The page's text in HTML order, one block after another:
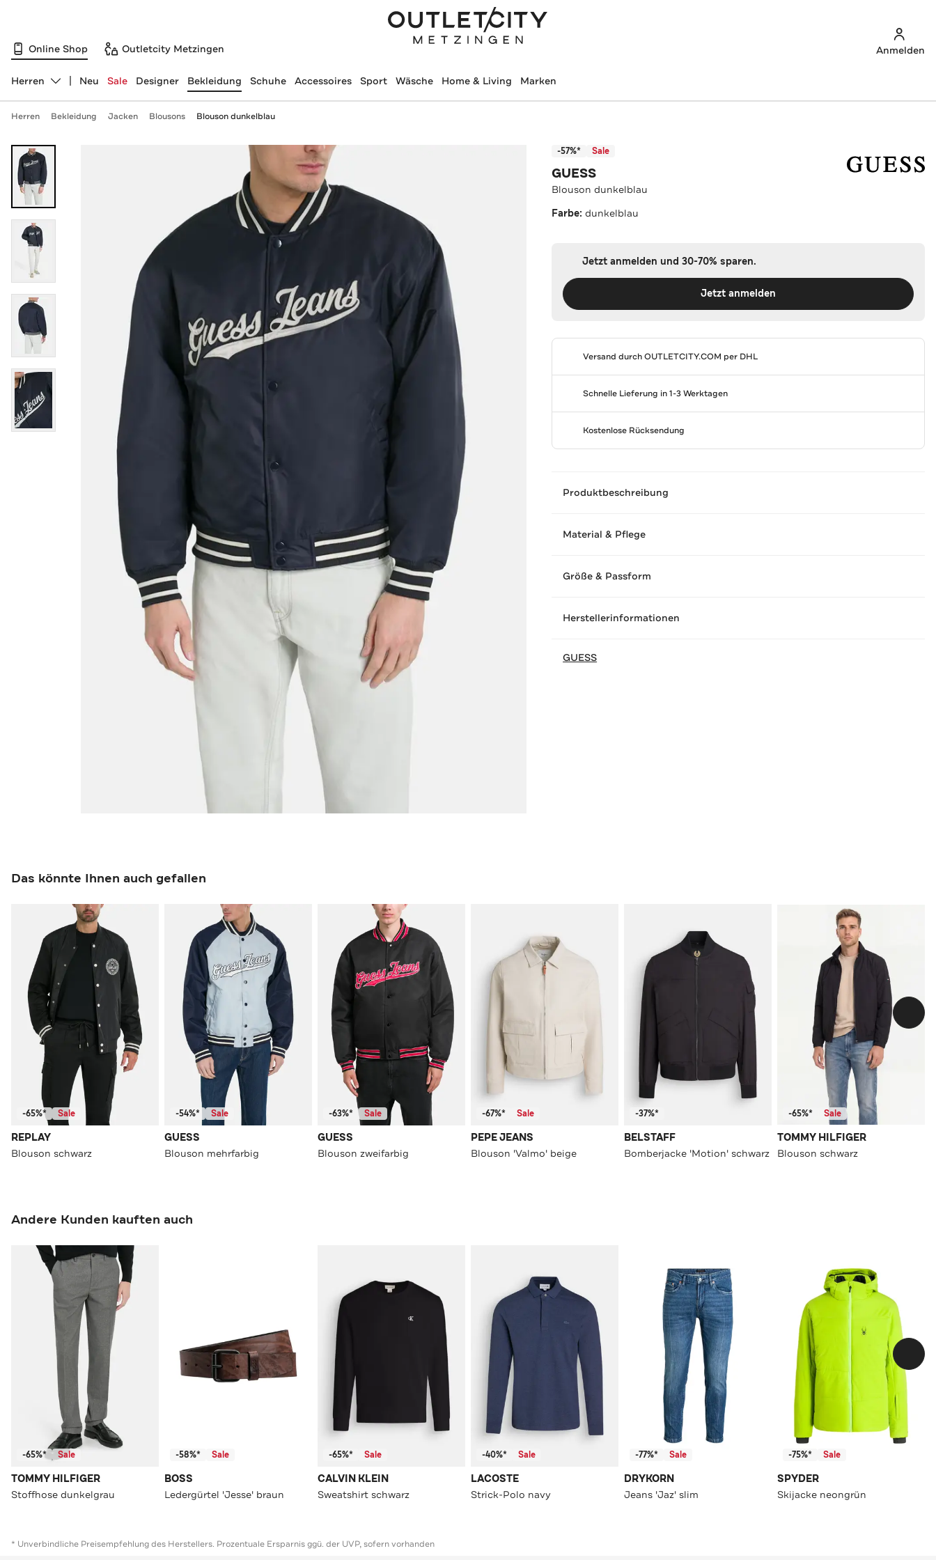
Online Shop Outletcity Metzingen Anmelden
Abteilung ändern, ausgewählt:
Herren Neu Sale Designer Bekleidung Schuhe Accessoires Sport Wäsche Home & Living Marken
Herren Bekleidung Jacken Blousons Blouson dunkelblau
-57%* Sale
GUESS
Blouson dunkelblau
Farbe:dunkelblau
Jetzt anmelden und 30-70% sparen.
Jetzt anmelden
Versand durchOUTLETCITY.COM per DHL
Schnelle Lieferung in 1-3 Werktagen
Kostenlose Rücksendung
Produktbeschreibung
Material & Pflege
Größe & Passform
Herstellerinformationen
GUESS
Das könnte Ihnen auch gefallen
-65%* Sale
REPLAY
Blouson schwarz
-54%* Sale
GUESS
Blouson mehrfarbig
-63%* Sale
GUESS
Blouson zweifarbig
-67%* Sale
PEPE JEANS
Blouson 'Valmo' beige
-37%*
BELSTAFF
Bomberjacke 'Motion' schwarz
-65%* Sale
TOMMY HILFIGER
Blouson schwarz
Andere Kunden kauften auch
-65%* Sale
TOMMY HILFIGER
Stoffhose dunkelgrau
-58%* Sale
BOSS
Ledergürtel 'Jesse' braun
-65%* Sale
CALVIN KLEIN
Sweatshirt schwarz
-40%* Sale
LACOSTE
Strick-Polo navy
-77%* Sale
DRYKORN
Jeans 'Jaz' slim
-75%* Sale
SPYDER
Skijacke neongrün
* Unverbindliche Preisempfehlung des Herstellers. Prozentuale Ersparnis ggü. der UVP, sofern vorhanden